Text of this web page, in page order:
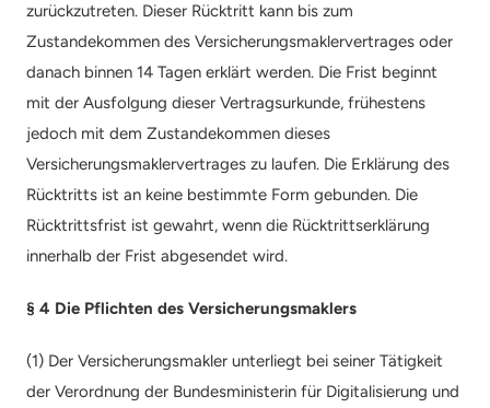
zurückzutreten. Dieser Rücktritt kann bis zum
Zustandekommen des Versicherungsmaklervertrages oder
danach binnen 14 Tagen erklärt werden. Die Frist beginnt
mit der Ausfolgung dieser Vertragsurkunde, frühestens
jedoch mit dem Zustandekommen dieses
Versicherungsmaklervertrages zu laufen. Die Erklärung des
Rücktritts ist an keine bestimmte Form gebunden. Die
Rücktrittsfrist ist gewahrt, wenn die Rücktrittserklärung
innerhalb der Frist abgesendet wird.
§ 4 Die Pflichten des Versicherungsmaklers
(1) Der Versicherungsmakler unterliegt bei seiner Tätigkeit
der Verordnung der Bundesministerin für Digitalisierung und